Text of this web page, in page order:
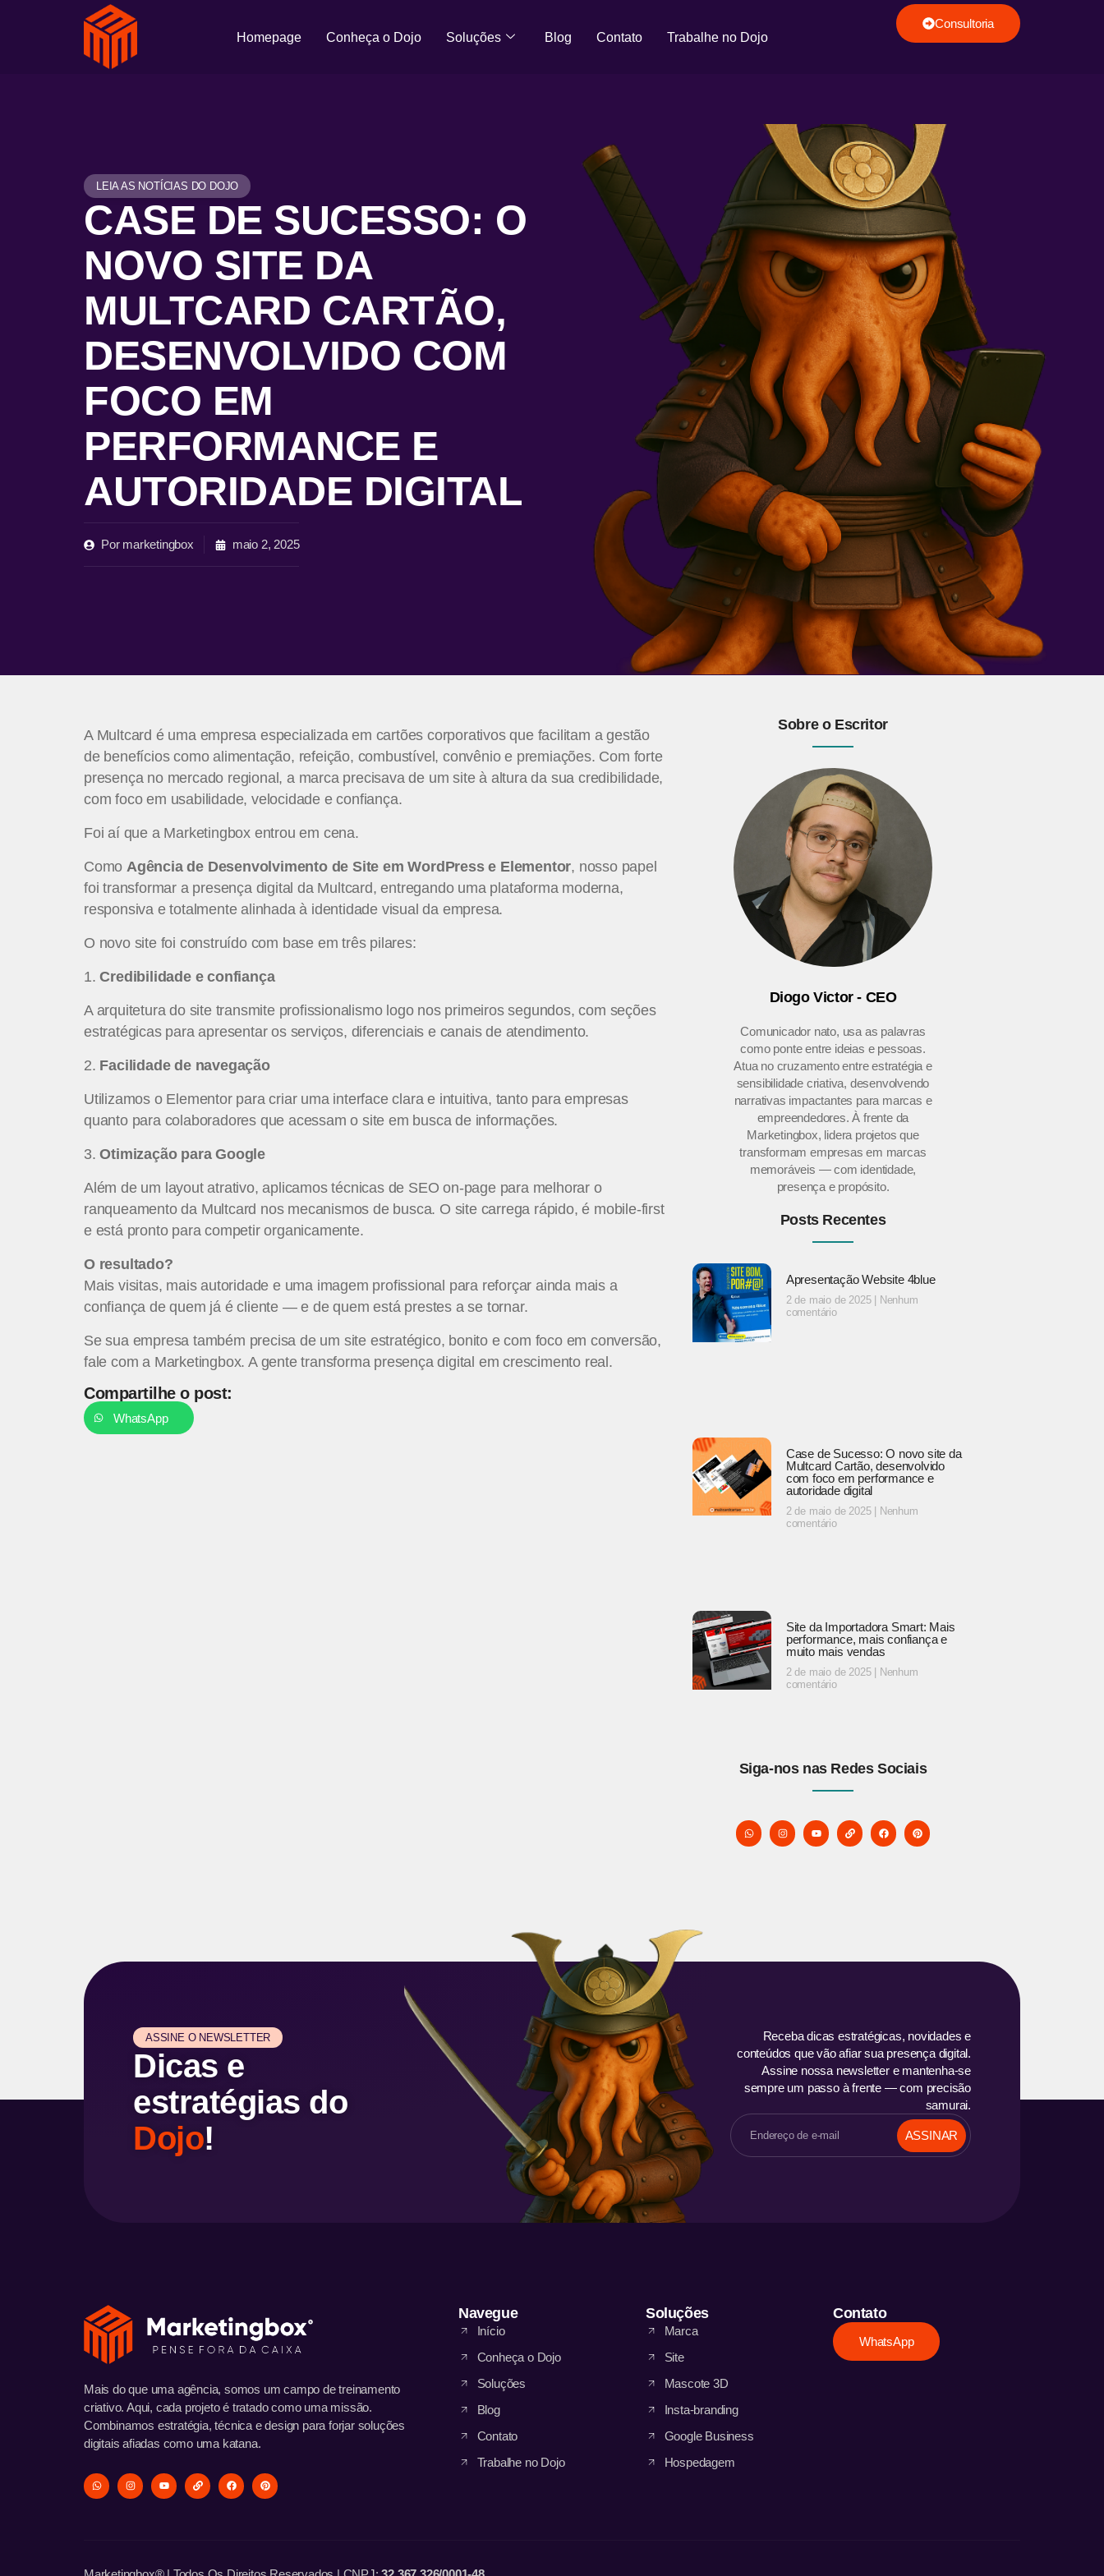
Homepage Conheça o Dojo Soluções Blog Contato Trabalhe no Dojo
Consultoria
LEIA AS NOTÍCIAS DO DOJO
CASE DE SUCESSO: O
NOVO SITE DA
MULTCARD CARTÃO,
DESENVOLVIDO COM
FOCO EM
PERFORMANCE E
AUTORIDADE DIGITAL
Pormarketingbox maio 2, 2025
A Multcard é uma empresa especializada em cartões corporativos que facilitam a gestão
de benefícios como alimentação, refeição, combustível, convênio e premiações. Com forte
presença no mercado regional, a marca precisava de um site à altura da sua credibilidade,
com foco em usabilidade, velocidade e confiança.
Foi aí que a Marketingbox entrou em cena.
Como Agência de Desenvolvimento de Site em WordPress e Elementor, nosso papel
foi transformar a presença digital da Multcard, entregando uma plataforma moderna,
responsiva e totalmente alinhada à identidade visual da empresa.
O novo site foi construído com base em três pilares:
1.Credibilidade e confiança
A arquitetura do site transmite profissionalismo logo nos primeiros segundos, com seções
estratégicas para apresentar os serviços, diferenciais e canais de atendimento.
2. Facilidade de navegação
Utilizamos o Elementor para criar uma interface clara e intuitiva, tanto para empresas
quanto para colaboradores que acessam o site em busca de informações.
3.Otimização para Google
Além de um layout atrativo, aplicamos técnicas de SEO on-page para melhorar o
ranqueamento da Multcard nos mecanismos de busca. O site carrega rápido, é mobile-first
e está pronto para competir organicamente.
O resultado?
Mais visitas, mais autoridade e uma imagem profissional para reforçar ainda mais a
confiança de quem já é cliente — e de quem está prestes a se tornar.
Se sua empresa também precisa de um site estratégico, bonito e com foco em conversão,
fale com a Marketingbox. A gente transforma presença digital em crescimento real.
Compartilhe o post:
WhatsApp
Sobre o Escritor
Diogo Victor - CEO
Comunicador nato, usa as palavras
como ponte entre ideias e pessoas.
Atua no cruzamento entre estratégia e
sensibilidade criativa, desenvolvendo
narrativas impactantes para marcas e
empreendedores. À frente da
Marketingbox, lidera projetos que
transformam empresas em marcas
memoráveis — com identidade,
presença e propósito.
Posts Recentes
Apresentação Website 4blue
2 de maio de 2025
Nenhum
comentário
Case de Sucesso: O novo site da
Multcard Cartão, desenvolvido
com foco em performance e
autoridade digital
2 de maio de 2025
Nenhum
comentário
Site da Importadora Smart: Mais
performance, mais confiança e
muito mais vendas
2 de maio de 2025
Nenhum
comentário
Siga-nos nas Redes Sociais
ASSINE O NEWSLETTER
Dicas e
estratégias do
Dojo!
Receba dicas estratégicas, novidades e
conteúdos que vão afiar sua presença digital.
Assine nossa newsletter e mantenha-se
sempre um passo à frente — com precisão
samurai.
ASSINAR
Mais do que uma agência, somos um campo de treinamento
criativo. Aqui, cada projeto é tratado como uma missão.
Combinamos estratégia, técnica e design para forjar soluções
digitais afiadas como uma katana.
Navegue
Início
Conheça o Dojo
Soluções
Blog
Contato
Trabalhe no Dojo
Soluções
Marca
Site
Mascote 3D
Insta-branding
Google Business
Hospedagem
Contato
WhatsApp